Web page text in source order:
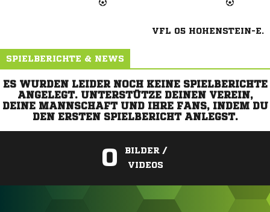
VFL 05 HOHENSTEIN-E.
SPIELBERICHTE & NEWS
ES WURDEN LEIDER NOCH KEINE SPIELBERICHTE
ANGELEGT. UNTERSTÜTZE DEINEN VEREIN,
DEINE MANNSCHAFT UND IHRE FANS, INDEM DU
DEN ERSTEN SPIELBERICHT ANLEGST.
0
BILDER /
VIDEOS